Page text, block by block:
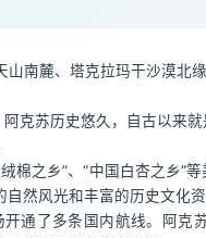
南麓、塔克拉玛干沙漠北
克苏历史悠久，自古以来
之乡”、“中国白杏之乡”
然风光和丰富的历史文化
通了多条国内航线。阿克